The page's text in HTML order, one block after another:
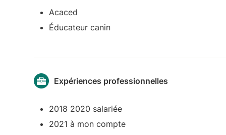
Acaced
Éducateur canin
Expériences professionnelles
2018 2020 salariée
2021 à mon compte